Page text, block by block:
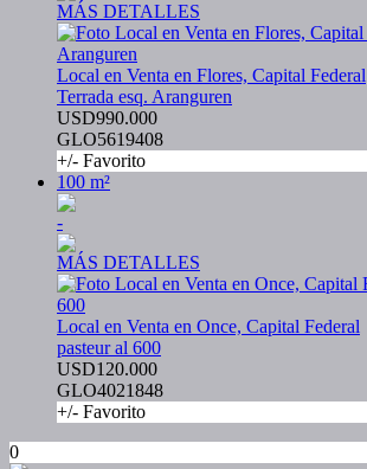
MÁS DETALLES
Local en Venta en Flores, Capital Federal
Terrada esq. Aranguren
USD990.000
GLO5619408
+/- Favorito
100 m²
-
MÁS DETALLES
Local en Venta en Once, Capital Federal
pasteur al 600
USD120.000
GLO4021848
+/- Favorito
0